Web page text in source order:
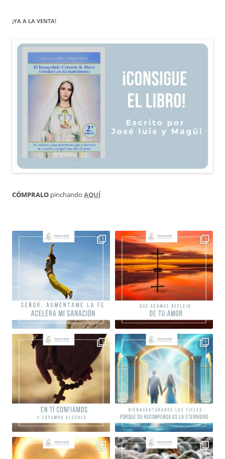
¡YA A LA VENTA!
CÓMPRALO pinchando AQUÍ